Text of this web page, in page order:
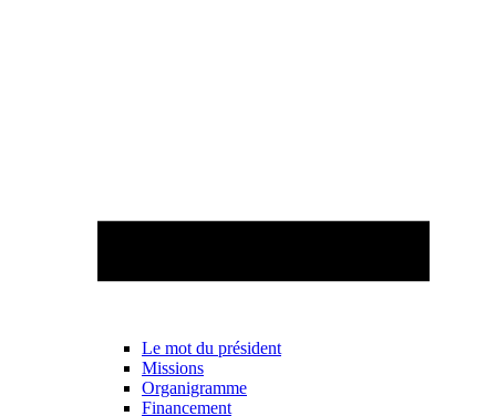
Le mot du président
Missions
Organigramme
Financement